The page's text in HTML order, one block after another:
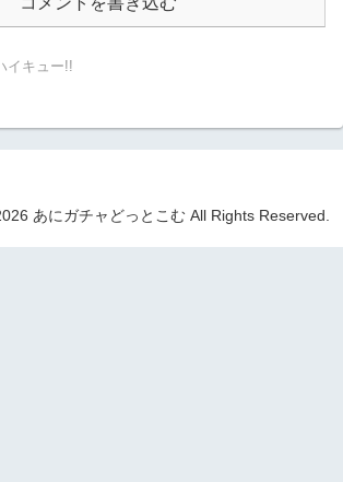
イキュー!!
あにガチャどっとこむ All Rights Reserved.